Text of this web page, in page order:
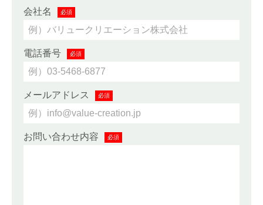
会社名 必須
電話番号 必須
メールアドレス 必須
お問い合わせ内容 必須